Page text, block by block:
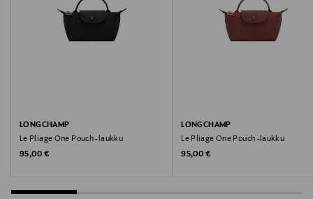
Avainsanat
Tory Burch, tikattu laukku, nahkalaukku, minilaukku,
LONGCHAMP
Le Pliage One Pouch -laukku
Original Price
95,00 €
LONGCHAMP
Le Pliage One Pouch -laukku
Original Price
95,00 €